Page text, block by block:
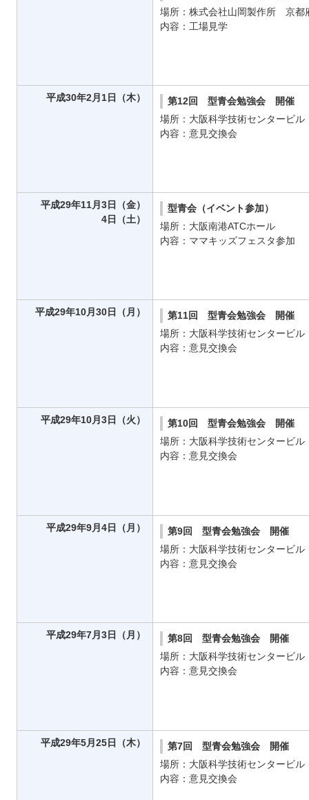
場所：株式会社山岡製作所 京都
内容：工場見学
平成30年2月1日（木）
第12回 型青会勉強会 開催
場所：大阪科学技術センタービ
内容：意見交換会
平成29年11月3日（金）
4日（土）
型青会（イベント参加）
場所：大阪南港ATCホール
内容：ママキッズフェスタ参加
平成29年10月30日（月）
第11回 型青会勉強会 開催
場所：大阪科学技術センタービ
内容：意見交換会
平成29年10月3日（火）
第10回 型青会勉強会 開催
場所：大阪科学技術センタービ
内容：意見交換会
平成29年9月4日（月）
第9回 型青会勉強会 開催
場所：大阪科学技術センタービ
内容：意見交換会
平成29年7月3日（月）
第8回 型青会勉強会 開催
場所：大阪科学技術センタービ
内容：意見交換会
平成29年5月25日（木）
第7回 型青会勉強会 開催
場所：大阪科学技術センタービ
内容：意見交換会